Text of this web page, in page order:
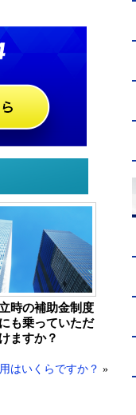
時の補助金制度
も乗っていただ
けますか？
はいくらですか？ »